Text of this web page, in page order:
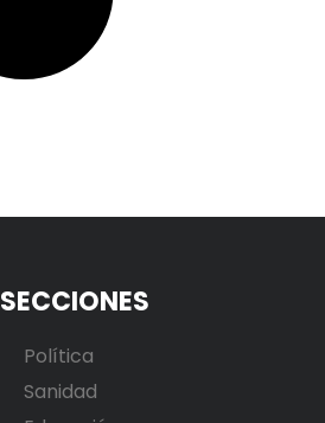
SECCIONES
Política
Sanidad